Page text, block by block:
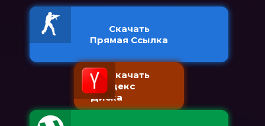
Скачать
Прямая Ссылка
Скачать
с Яндекс
Диска